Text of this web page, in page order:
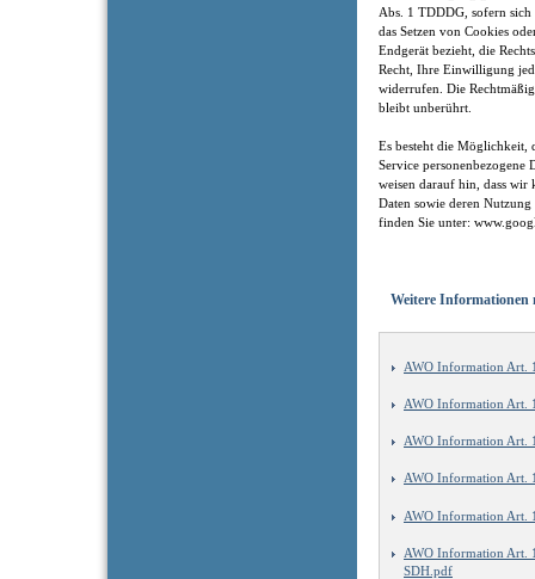
Abs. 1 TDDDG, sofern
das Setzen von Cookies
Endgerät bezieht, die
Recht, Ihre Einwilligung
widerrufen. Die
bleibt unberührt.
Es besteht die Möglichkeit,
Service personenbezogene
weisen darauf hin, dass
Daten sowie deren
finden Sie unter:
Weitere Informationen
AWO Information Art.
AWO Information Art.
AWO Information Art.
AWO Information Art.
AWO Information Art.
AWO Information Art.
SDH.pdf